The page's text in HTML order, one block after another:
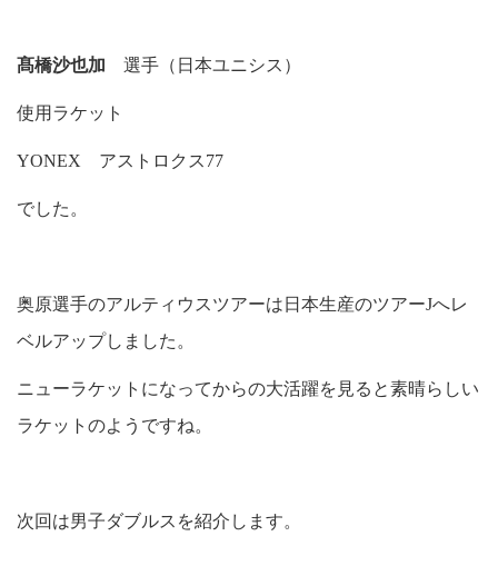
髙橋沙也加 選手（日本ユニシス）
使用ラケット
YONEX アストロクス77
でした。
奥原選手のアルティウスツアーは日本生産のツアーJへレ
ベルアップしました。
ニューラケットになってからの大活躍を見ると素晴らしい
ラケットのようですね。
次回は男子ダブルスを紹介します。